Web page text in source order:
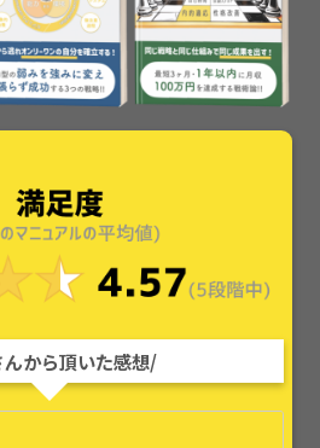
から頂いた感想/